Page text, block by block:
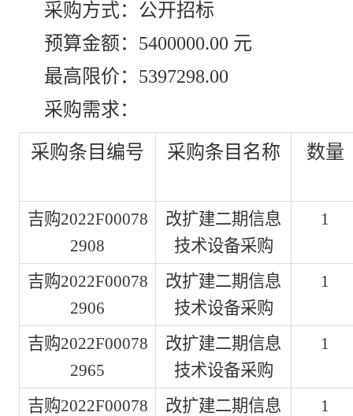
采购方式：公开招标
预算金额：5400000.00 元
最高限价：5397298.00
采购需求：
采购条目编号 采购条目名称 数量
吉购2022F00078
2908
改扩建二期信息
技术设备采购
1
吉购2022F00078
2906
改扩建二期信息
技术设备采购
1
吉购2022F00078
2965
改扩建二期信息
技术设备采购
1
吉购2022F00078
改扩建二期信息
1